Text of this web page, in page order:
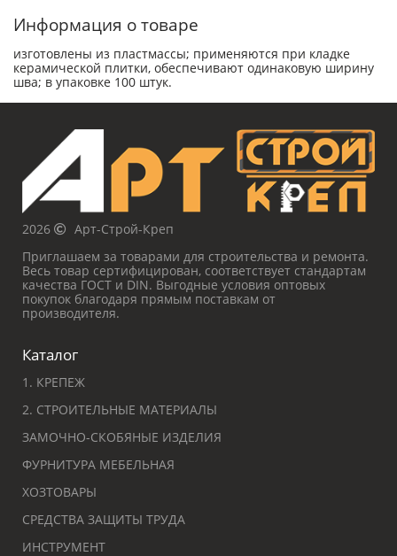
Информация о товаре
изготовлены из пластмассы; применяются при кладке
керамической плитки, обеспечивают одинаковую ширину
шва; в упаковке 100 штук.
2026
Арт-Строй-Креп
Приглашаем за товарами для строительства и ремонта.
Весь товар сертифицирован, соответствует стандартам
качества ГОСТ и DIN. Выгодные условия оптовых
покупок благодаря прямым поставкам от
производителя.
Каталог
1. КРЕПЕЖ
2. СТРОИТЕЛЬНЫЕ МАТЕРИАЛЫ
ЗАМОЧНО-СКОБЯНЫЕ ИЗДЕЛИЯ
ФУРНИТУРА МЕБЕЛЬНАЯ
ХОЗТОВАРЫ
СРЕДСТВА ЗАЩИТЫ ТРУДА
ИНСТРУМЕНТ